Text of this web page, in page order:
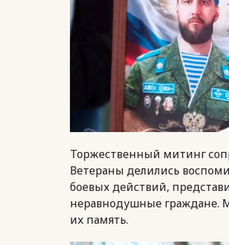
Торжественный митинг
Ветераны делились
боевых действий,
неравнодушные граждане.
их память.